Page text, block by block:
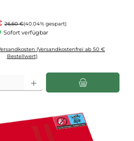
Regulärer Preis:
26,60 €(40.04% gespart)
Sofort verfügbar
(Versandkostenfrei ab 50 €
Bestellwert)
Wert ein oder benutze die Schaltflächen